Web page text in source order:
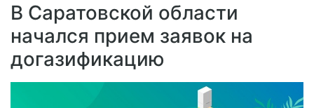
В Саратовской области
начался прием заявок на
догазификацию